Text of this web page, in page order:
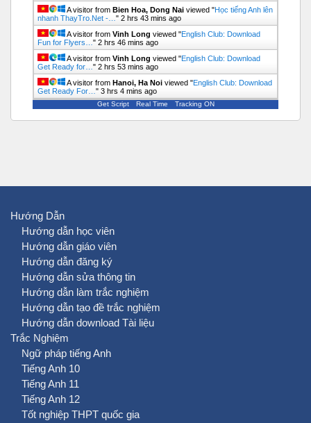
A visitor from Bien Hoa, Dong Nai viewed "Học tiếng Anh lên
nhanh ThayTro.Net -… " 2 hrs 43 mins ago
A visitor from Vinh Long viewed "English Club: Download
Fun for Flyers… " 2 hrs 46 mins ago
A visitor from Vinh Long viewed "English Club: Download
Get Ready for… " 2 hrs 53 mins ago
A visitor from Hanoi, Ha Noi viewed "English Club: Download
Get Ready For… " 3 hrs 4 mins ago
Get Script Real Time Tracking ON
Hướng Dẫn
Hướng dẫn học viên
Hướng dẫn giáo viên
Hướng dẫn đăng ký
Hướng dẫn sửa thông tin
Hướng dẫn làm trắc nghiệm
Hướng dẫn tạo đề trắc nghiệm
Hướng dẫn download Tài liệu
Trắc Nghiệm
Ngữ pháp tiếng Anh
Tiếng Anh 10
Tiếng Anh 11
Tiếng Anh 12
Tốt nghiệp THPT quốc gia